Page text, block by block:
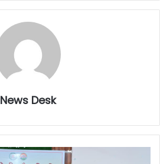
News Desk